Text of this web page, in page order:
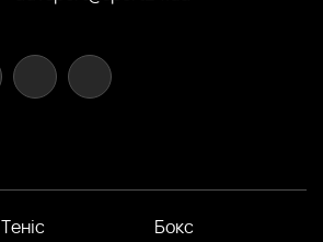
Теніс
Бокс